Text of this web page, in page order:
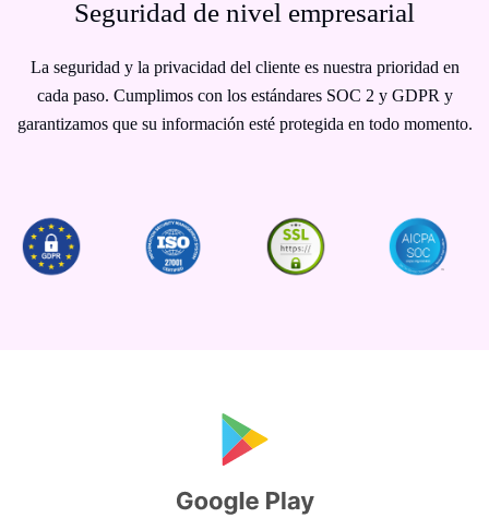
Seguridad de nivel empresarial
La seguridad y la privacidad del cliente es nuestra prioridad en
cada paso. Cumplimos con los estándares SOC 2 y GDPR y
garantizamos que su información esté protegida en todo momento.